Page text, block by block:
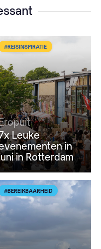
#REISINSPIRATIE
Leuke
in
in Rotterdam
#BEREIKBAARHEID